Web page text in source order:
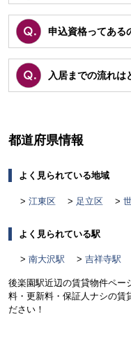
申込資格ってある
入居までの流れは
都道府県情報
よく見られている地域
江東区 足立区
よく見られている駅
南大沢駅 吉祥寺駅
後楽園駅近辺の賃貸物件ペー
料・更新料・保証人ナシの賃
ださい！